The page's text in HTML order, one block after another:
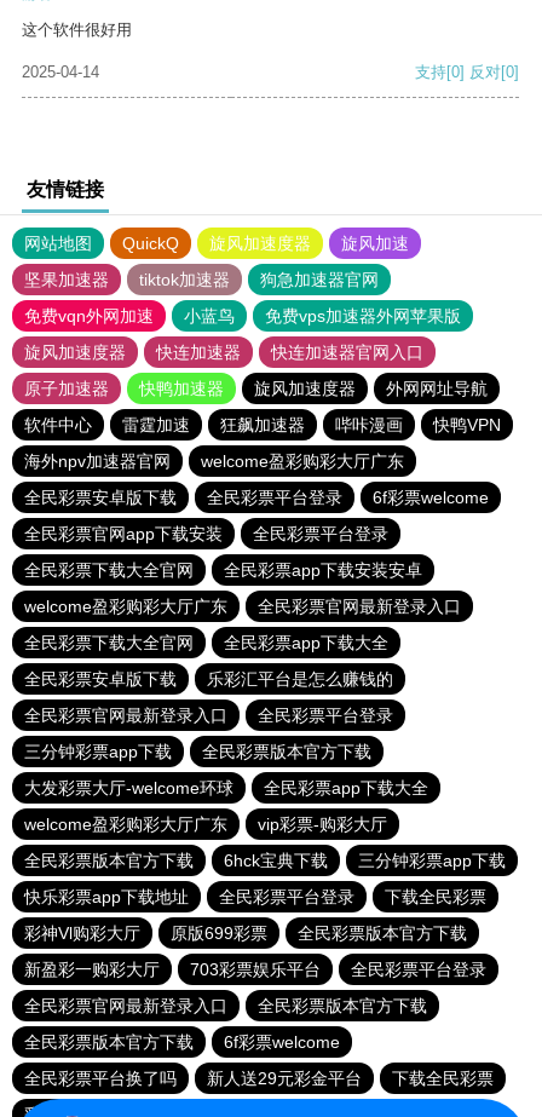
这个软件很好用
2025-04-14 支持[0] 反对[0]
友情链接
网站地图 QuickQ 旋风加速度器
旋风加速
坚果加速器
tiktok加速器
狗急加速器官网
免费vqn外网加速
小蓝鸟
免费vps加速器外网苹果版
旋风加速度器
快连加速器
快连加速器官网入口
原子加速器
快鸭加速器 旋风加速度器
外网网址导航
软件中心
雷霆加速 狂飙加速器 哔咔漫画
快鸭VPN
海外npv加速器官网
welcome盈彩购彩大厅广东
全民彩票安卓版下载
全民彩票平台登录
6f彩票welcome
全民彩票官网app下载安装
全民彩票平台登录
全民彩票下载大全官网
全民彩票app下载安装安卓
welcome盈彩购彩大厅广东
全民彩票官网最新登录入口
全民彩票下载大全官网
全民彩票app下载大全
全民彩票安卓版下载
乐彩汇平台是怎么赚钱的
全民彩票官网最新登录入口
全民彩票平台登录
三分钟彩票app下载
全民彩票版本官方下载
大发彩票大厅-welcome环球
全民彩票app下载大全
welcome盈彩购彩大厅广东
vip彩票-购彩大厅
全民彩票版本官方下载
6hck宝典下载
三分钟彩票app下载
快乐彩票app下载地址
全民彩票平台登录
下载全民彩票
彩神Vl购彩大厅
原版699彩票
全民彩票版本官方下载
新盈彩一购彩大厅
703彩票娱乐平台
全民彩票平台登录
全民彩票官网最新登录入口
全民彩票版本官方下载
全民彩票版本官方下载
6f彩票welcome
全民彩票平台换了吗
新人送29元彩金平台
下载全民彩票